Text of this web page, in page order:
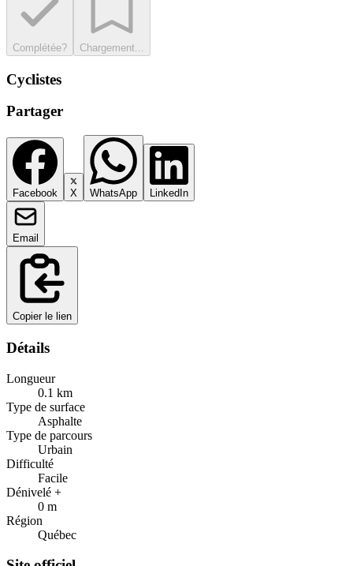
Complétée? Chargement...
Cyclistes
Partager
Facebook X WhatsApp LinkedIn
Email
Copier le lien
Détails
Longueur
0.1 km
Type de surface
Asphalte
Type de parcours
Urbain
Difficulté
Facile
Dénivelé +
0 m
Région
Québec